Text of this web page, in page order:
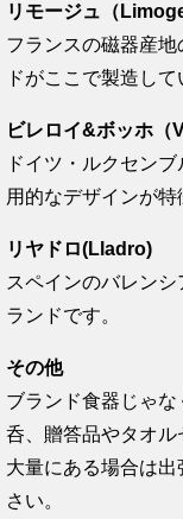
リモージュ（
フランスの磁器産
ドがここで製造して
ビレロイ&ボッホ（
ドイツ・ルクセン
用的なデザインが特
リヤドロ(Lladro)
スペインのバレン
ランドです。
その他
ブランド食器じゃ
呑、贈答品やタオ
大量にある場合は
さい。